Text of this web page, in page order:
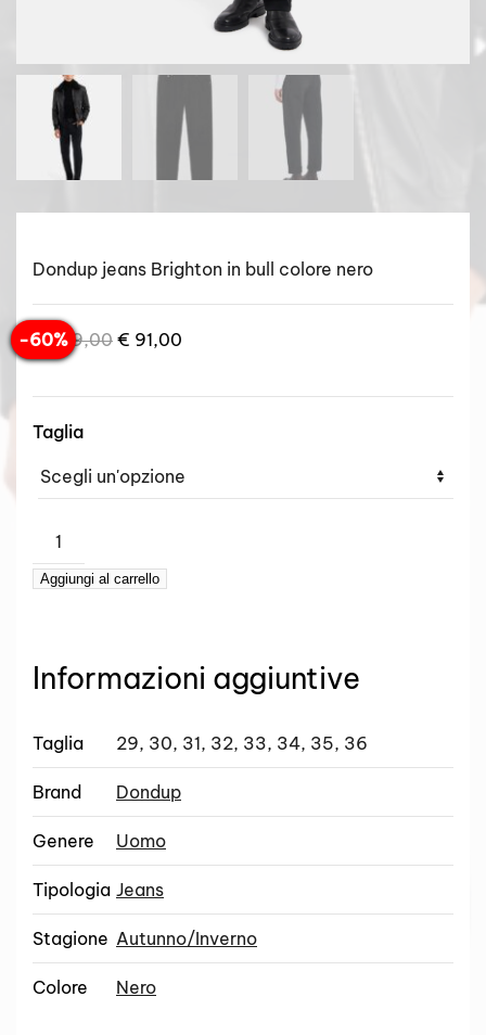
Dondup jeans Brighton in bull colore nero
€229,00 Il
€ 91,00
-60%
Taglia
DONDUP
–
BRIGHTON
quantità
Aggiungi al carrello
Informazioni aggiuntive
Taglia 29, 30, 31, 32, 33, 34, 35, 36
Brand Dondup
Genere Uomo
Tipologia Jeans
Stagione Autunno/Inverno
Colore Nero